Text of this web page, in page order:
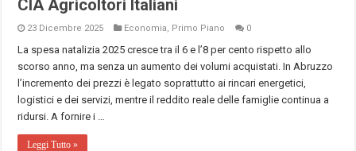
CIA Agricoltori Italiani
23 Dicembre 2025 Economia Primo Piano 0
La spesa natalizia 2025 cresce tra il 6 e l’8 per cento rispetto allo
scorso anno, ma senza un aumento dei volumi acquistati. In Abruzzo
l’incremento dei prezzi è legato soprattutto ai rincari energetici,
logistici e dei servizi, mentre il reddito reale delle famiglie continua a
ridursi. A fornire i …
Leggi Tutto »